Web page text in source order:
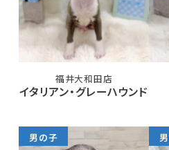
福井大和田店
イタリアン・グレーハウンド
男の子